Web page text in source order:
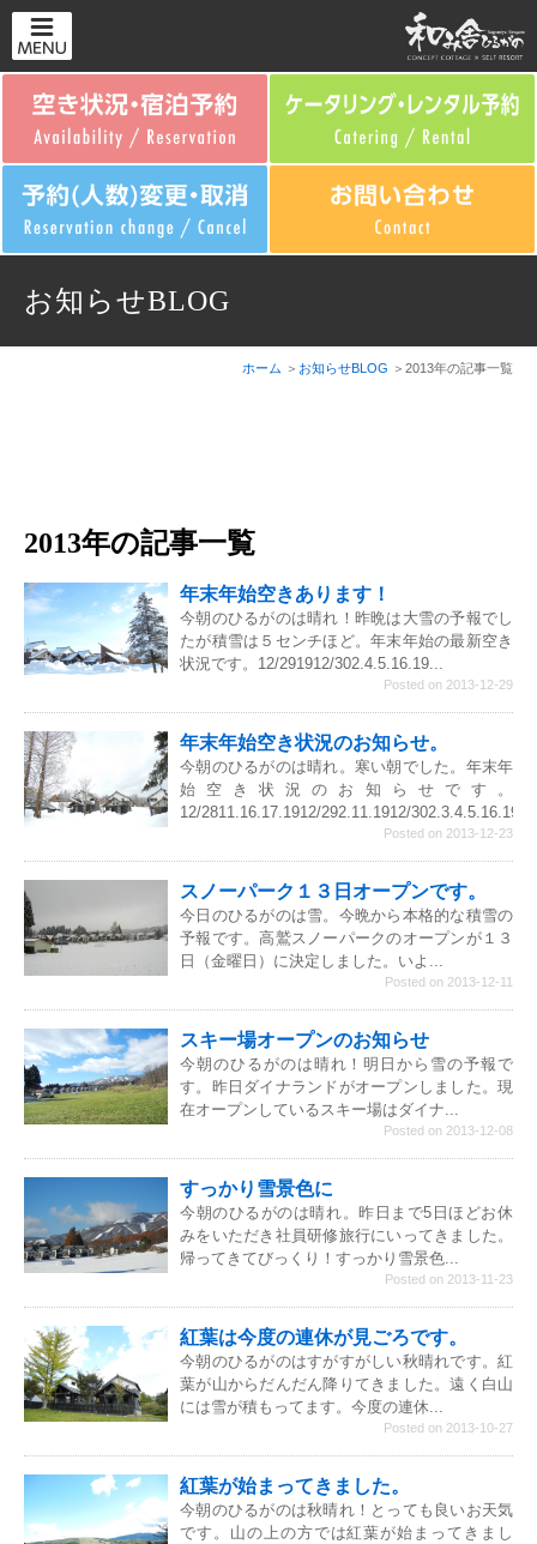
お知らせBLOG
ホーム お知らせBLOG 2013年の記事一覧
2013年の記事一覧
年末年始空きあります！
今朝のひるがのは晴れ！昨晩は大雪の予報でし
たが積雪は５センチほど。年末年始の最新空き
状況です。12/291912/302.4.5.16.19...
Posted on 2013-12-29
年末年始空き状況のお知らせ。
今朝のひるがのは晴れ。寒い朝でした。年末年
始空き状況のお知らせです。
12/2811.16.17.1912/292.11.1912/
Posted on 2013-12-23
スノーパーク１３日オープンです。
今日のひるがのは雪。今晩から本格的な積雪の
予報です。高鷲スノーパークのオープンが１３
日（金曜日）に決定しました。いよ...
Posted on 2013-12-11
スキー場オープンのお知らせ
今朝のひるがのは晴れ！明日から雪の予報で
す。昨日ダイナランドがオープンしました。現
在オープンしているスキー場はダイナ...
Posted on 2013-12-08
すっかり雪景色に
今朝のひるがのは晴れ。昨日まで5日ほどお休
みをいただき社員研修旅行にいってきました。
帰ってきてびっくり！すっかり雪景色...
Posted on 2013-11-23
紅葉は今度の連休が見ごろです。
今朝のひるがのはすがすがしい秋晴れです。紅
葉が山からだんだん降りてきました。遠く白山
には雪が積もってます。今度の連休...
Posted on 2013-10-27
紅葉が始まってきました。
今朝のひるがのは秋晴れ！とっても良いお天気
です。山の上の方では紅葉が始まってきまし